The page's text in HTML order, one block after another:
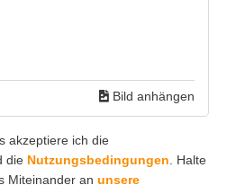
Bild anhängen
akzeptiere ich die
die Nutzungsbedingungen . Halte
Miteinander an unsere